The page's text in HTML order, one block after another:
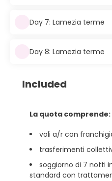
Day 7: Lamezia terme
Day 8: Lamezia terme
Included
La quota comprende:
voli a/r con
trasferimenti
soggiorno di 7 notti
standard con